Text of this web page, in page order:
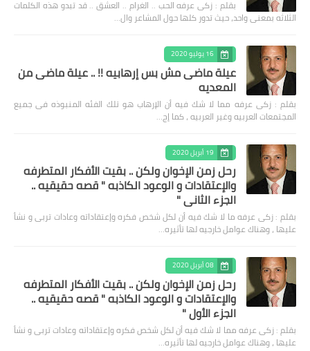
بقلم : زكى عرفه الحب .. الغرام .. العشق .. قد تبدو هذه الكلمات
الثلاثه بمعنى واحد، حيث تدور كلها حول المشاعر وال…
16 يوليو 2020
عيلة ماضى مش بس إرهابيه !! .. عيلة ماضى من
المعديه
بقلم : زكى عرفه مما لا شك فيه أن الإرهاب هو تلك الفئه المنبوذه فى جميع
المجتمعات العربيه وغير العربيه ، كما إج…
19 أبريل 2020
رحل زمن الإخوان ولكن .. بقيت الأفكار المتطرفه
والإعتقادات و الوعود الكاذبه " قصه حقيقيه ..
الجزء الثاني "
بقلم : زكى عرفه ‎ما لا شك فيه أن لكل شخص فكره وإعتقاداته وعادات تربى و نشأ
عليها ، وهناك عوامل خارجيه لها تأثيره…
08 أبريل 2020
رحل زمن الإخوان ولكن .. بقيت الأفكار المتطرفه
والإعتقادات و الوعود الكاذبه " قصه حقيقيه ..
الجزء الأول "
بقلم : زكى عرفه مما لا شك فيه أن لكل شخص فكره وإعتقاداته وعادات تربى و نشأ
عليها ، وهناك عوامل خارجيه لها تأثيره…